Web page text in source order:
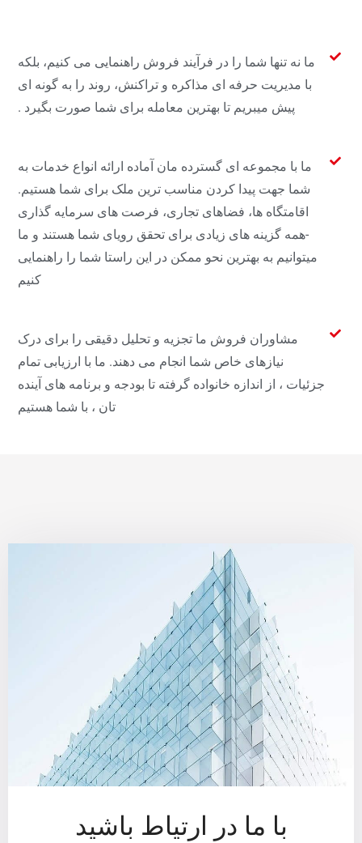
مشاوران فروش ما تجزیه و تحلیل دقیقی را برای درک
نیازهای خاص شما انجام می دهند. ما با ارزیابی تمام
جزئیات ، از اندازه خانواده گرفته تا بودجه و برنامه های آینده
تان ، با شما هستیم
ما با مجموعه ای گسترده مان آماده ارائه انواع خدمات به
شما جهت پیدا کردن مناسب ترین ملک برای شما هستیم.
اقامتگاه ها، فضاهای تجاری، فرصت های سرمایه گذاری
-همه گزینه های زیادی برای تحقق رویای شما هستند و ما
میتوانیم به بهترین نحو ممکن در این راستا شما را راهنمایی
کنیم
ما نه تنها شما را در فرآیند فروش راهنمایی می کنیم، بلکه
با مدیریت حرفه ای مذاکره و تراکنش، روند را به گونه ای
پیش میبریم تا بهترین معامله برای شما صورت بگیرد .
با ما در ارتیاط باشید